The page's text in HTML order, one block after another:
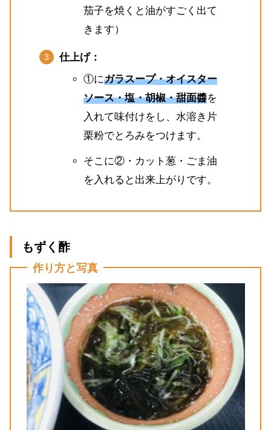
茄子を焼くと油がすごく出て
きます）
仕上げ：
①にガラスープ・オイスター
ソース・塩・胡椒・甜面醬を
入れて味付けをし、水溶き片
栗粉でとろみをつけます。
そこに②・カット葱・ごま油
を入れると出来上がりです。
もずく酢
作り方と写真